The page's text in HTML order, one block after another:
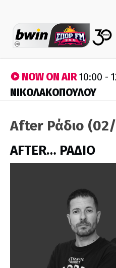
NOW ON AIR10:00 -
ΝΙΚΟΛΑΚΟΠΟΥΛΟΥ
After Ράδιο
AFTER… ΡΑΔΙΟ